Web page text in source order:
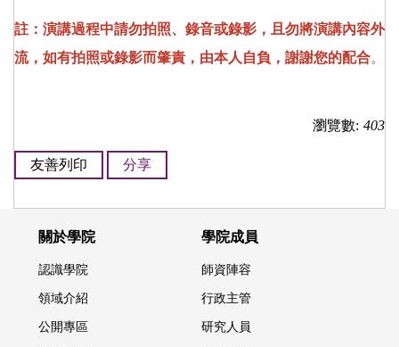
註：演講過程中請勿拍照、錄音或錄影，且勿將演講內容外
流，如有拍照或錄影而肇責，由本人自負，謝謝您的配合。
瀏覽數: 403
友善列印 分享
關於學院
認識學院
領域介紹
公開專區
學院成員
師資陣容
行政主管
研究人員